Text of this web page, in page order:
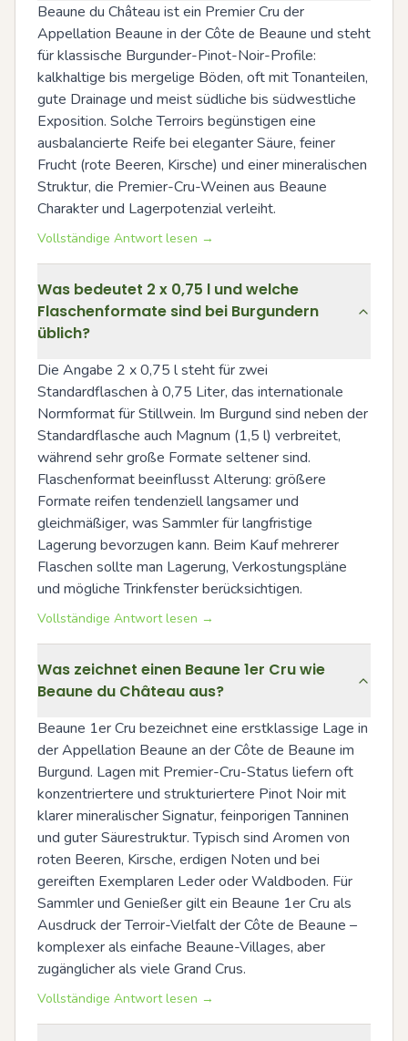
Beaune du Château ist ein Premier Cru der
Appellation Beaune in der Côte de Beaune und steht
für klassische Burgunder-Pinot-Noir-Profile:
kalkhaltige bis mergelige Böden, oft mit Tonanteilen,
gute Drainage und meist südliche bis südwestliche
Exposition. Solche Terroirs begünstigen eine
ausbalancierte Reife bei eleganter Säure, feiner
Frucht (rote Beeren, Kirsche) und einer mineralischen
Struktur, die Premier-Cru-Weinen aus Beaune
Charakter und Lagerpotenzial verleiht.
Vollständige Antwort lesen →
Was bedeutet 2 x 0,75 l und welche
Flaschenformate sind bei Burgundern
üblich?
Die Angabe 2 x 0,75 l steht für zwei
Standardflaschen à 0,75 Liter, das internationale
Normformat für Stillwein. Im Burgund sind neben der
Standardflasche auch Magnum (1,5 l) verbreitet,
während sehr große Formate seltener sind.
Flaschenformat beeinflusst Alterung: größere
Formate reifen tendenziell langsamer und
gleichmäßiger, was Sammler für langfristige
Lagerung bevorzugen kann. Beim Kauf mehrerer
Flaschen sollte man Lagerung, Verkostungspläne
und mögliche Trinkfenster berücksichtigen.
Vollständige Antwort lesen →
Was zeichnet einen Beaune 1er Cru wie
Beaune du Château aus?
Beaune 1er Cru bezeichnet eine erstklassige Lage in
der Appellation Beaune an der Côte de Beaune im
Burgund. Lagen mit Premier-Cru-Status liefern oft
konzentriertere und strukturiertere Pinot Noir mit
klarer mineralischer Signatur, feinporigen Tanninen
und guter Säurestruktur. Typisch sind Aromen von
roten Beeren, Kirsche, erdigen Noten und bei
gereiften Exemplaren Leder oder Waldboden. Für
Sammler und Genießer gilt ein Beaune 1er Cru als
Ausdruck der Terroir-Vielfalt der Côte de Beaune –
komplexer als einfache Beaune-Villages, aber
zugänglicher als viele Grand Crus.
Vollständige Antwort lesen →